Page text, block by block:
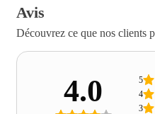
Avis
Découvrez ce que nos clients
4.0 3
4
5